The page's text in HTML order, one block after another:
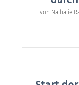
von Nathalie